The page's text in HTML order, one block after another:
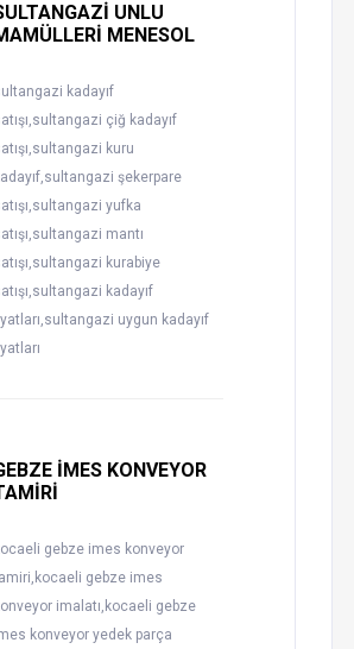
UNLU
MENESOL
kadayıf
çiğ kadayıf
kuru
şekerpare
yufka
mantı
kurabiye
kadayıf
uygun kadayıf
İMES KONVEYOR
gebze imes konveyor
gebze imes
imalatı,kocaeli gebze
konveyor yedek parça